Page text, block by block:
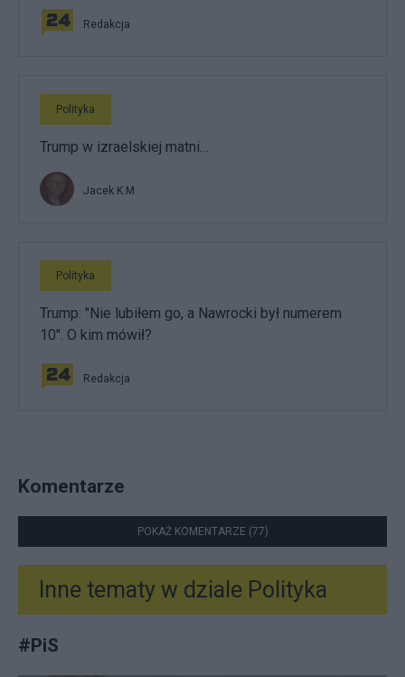
Redakcja
Polityka
Trump w izraelskiej matni…
Jacek K.M.
Polityka
Trump: "Nie lubiłem go, a Nawrocki był numerem
10". O kim mówił?
Redakcja
Komentarze
POKAŻ KOMENTARZE (77)
Inne tematy w dziale Polityka
#PiS